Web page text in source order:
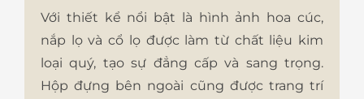
Với thiết kể nổi bật là hình ảnh hoa cúc,
nắp lọ và cổ lọ được làm từ chất liệu kim
loại quý, tạo sự đẳng cấp và sang trọng.
Hộp đựng bên ngoài cũng được trang trí